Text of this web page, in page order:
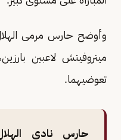
وأوضح حارس مرمى
ميتروفيتش لاعبين
تعوضيهما.
حارس نادي